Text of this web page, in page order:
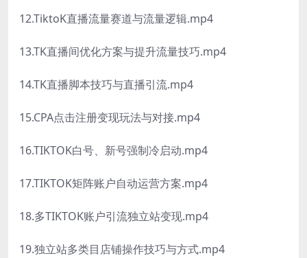
12.TiktoK直播流量赛道与流量逻辑.mp4
13.TK直播间优化方案与提升流量技巧.mp4
14.TK直播脚本技巧与直播引流.mp4
15.CPA点击注册变现玩法与对接.mp4
16.TIKTOK白号、新号强制冷启动.mp4
17.TIKTOK矩阵账户自动运营方案.mp4
18.多TIKTOK账户引流独立站变现.mp4
19.独立站多类目店铺操作技巧与方式.mp4